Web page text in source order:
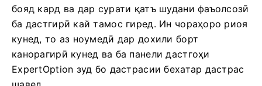
бояд кард ва дар сурати қатъ шудани фаъолсозӣ
ба дастгирӣ кай тамос гиред. Ин чораҳоро риоя
кунед, то аз ноумедӣ дар дохили борт
канорагирӣ кунед ва ба панели дастгоҳи
ExpertOption зуд бо дастрасии бехатар дастрас